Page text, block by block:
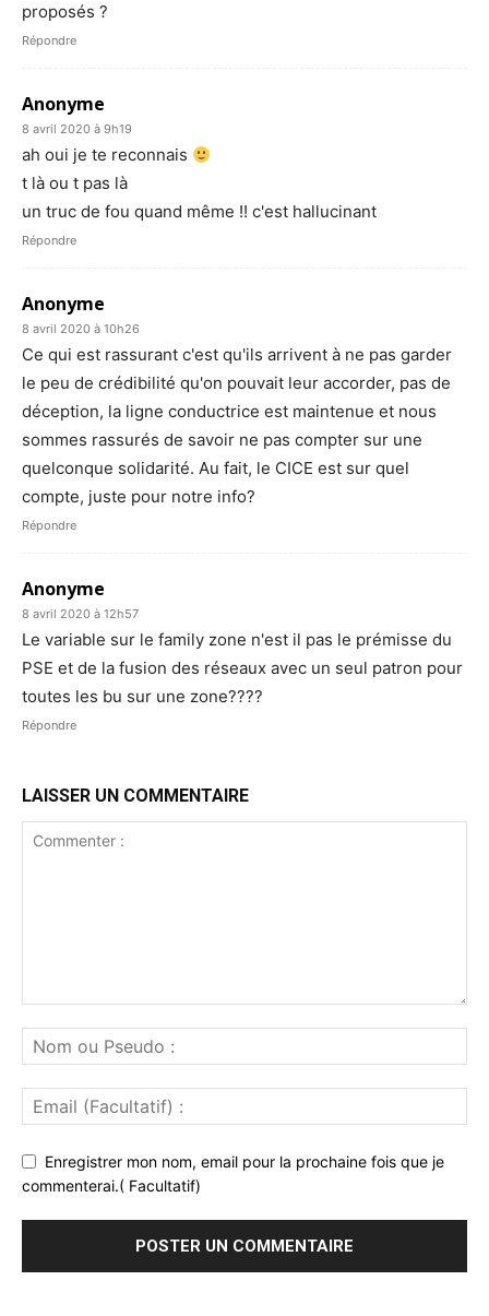
proposés ?
Répondre
Anonyme
8 avril 2020 à 9h19
ah oui je te reconnais
t là ou t pas là
un truc de fou quand même !! c'est hallucinant
Répondre
Anonyme
8 avril 2020 à 10h26
Ce qui est rassurant c'est qu'ils arrivent à ne pas garder
le peu de crédibilité qu'on pouvait leur accorder, pas de
déception, la ligne conductrice est maintenue et nous
sommes rassurés de savoir ne pas compter sur une
quelconque solidarité. Au fait, le CICE est sur quel
compte, juste pour notre info?
Répondre
Anonyme
8 avril 2020 à 12h57
Le variable sur le family zone n'est il pas le prémisse du
PSE et de la fusion des réseaux avec un seul patron pour
toutes les bu sur une zone????
Répondre
LAISSER UN COMMENTAIRE
Enregistrer mon nom, email pour la prochaine fois que je
commenterai.( Facultatif)